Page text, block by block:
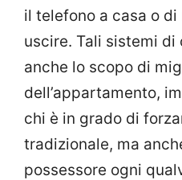
il telefono a casa o
uscire. Tali sistemi
anche lo scopo di
dell’appartamento,
chi è in grado di
tradizionale, ma
possessore ogni